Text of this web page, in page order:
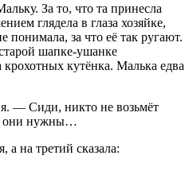
За то, что та принесла
глядела в глаза хозяйке,
понимала, за что её так ругают.
шапке-ушанке
кутёнка. Малька едва
— Сиди, никто не возьмёт
они нужны…
а на третий сказала: